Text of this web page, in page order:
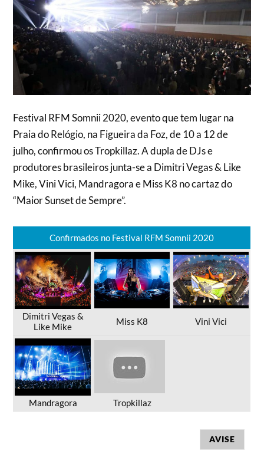
Festival RFM Somnii 2020, evento que tem lugar na
Praia do Relógio, na Figueira da Foz, de 10 a 12 de
julho, confirmou os Tropkillaz. A dupla de DJs e
produtores brasileiros junta-se a Dimitri Vegas & Like
Mike, Vini Vici, Mandragora e Miss K8 no cartaz do
“Maior Sunset de Sempre”.
Confirmados no Festival RFM Somnii 2020
Dimitri Vegas &
Like Mike
Miss K8 Vini Vici
Mandragora Tropkillaz
AVISE